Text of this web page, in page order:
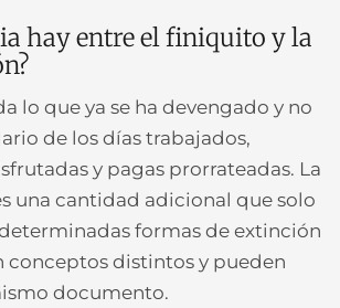
hay entre el finiquito y la
lo que ya se ha devengado y no
de los días trabajados,
y pagas prorrateadas. La
una cantidad adicional que solo
formas de extinción
conceptos distintos y pueden
documento.